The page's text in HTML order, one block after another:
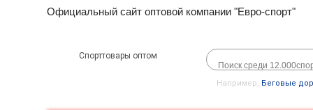
Официальный сайт оптовой компании "Евро-спорт"
Спорттовары оптом
Например, Беговые